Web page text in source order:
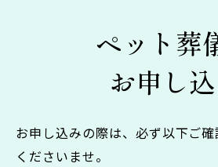
ペット葬
お申し
お申し込みの際は、必ず以下ご
くださいませ。